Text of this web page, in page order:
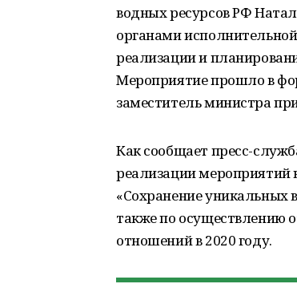
водных ресурсов РФ
органами
реализации и
Мероприятие прошло в
заместитель министра
Как сообщает пресс-
реализации мероприятий
«Сохранение уникальных
также по осуществлению
отношений в 2020 году.